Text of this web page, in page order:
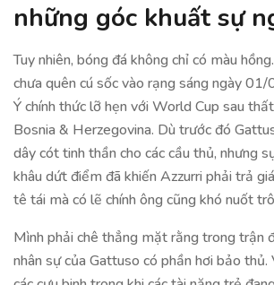
những góc khuất sự
Tuy nhiên, bóng đá không chỉ có màu
chưa quên cú sốc vào rạng sáng ngày
Ý chính thức lỡ hẹn với World Cup sau
Bosnia & Herzegovina. Dù trước đó
dây cót tinh thần cho các cầu thủ, nhưng
khâu dứt điểm đã khiến Azzurri phải trả
tê tái mà có lẽ chính ông cũng khó nuốt
Mình phải chê thẳng mặt rằng trong trận
nhân sự của Gattuso có phần hơi bảo thủ.